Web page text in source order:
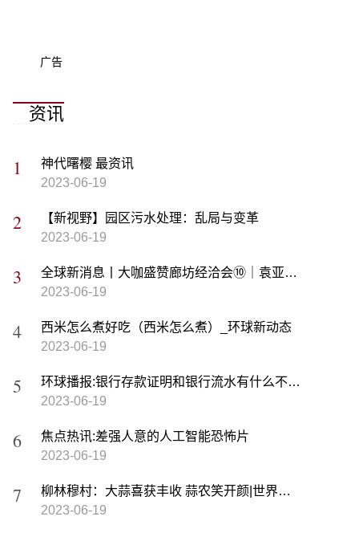
广告
资讯
神代曙樱 最资讯
2023-06-19
【新视野】园区污水处理：乱局与变革
2023-06-19
全球新消息丨大咖盛赞廊坊经洽会⑩｜袁亚平：希望把更多河北产品推广到俄语国家
2023-06-19
西米怎么煮好吃（西米怎么煮）_环球新动态
2023-06-19
环球播报:银行存款证明和银行流水有什么不同_银行存款证明
2023-06-19
焦点热讯:差强人意的人工智能恐怖片
2023-06-19
柳林穆村：大蒜喜获丰收 蒜农笑开颜|世界热闻
2023-06-19